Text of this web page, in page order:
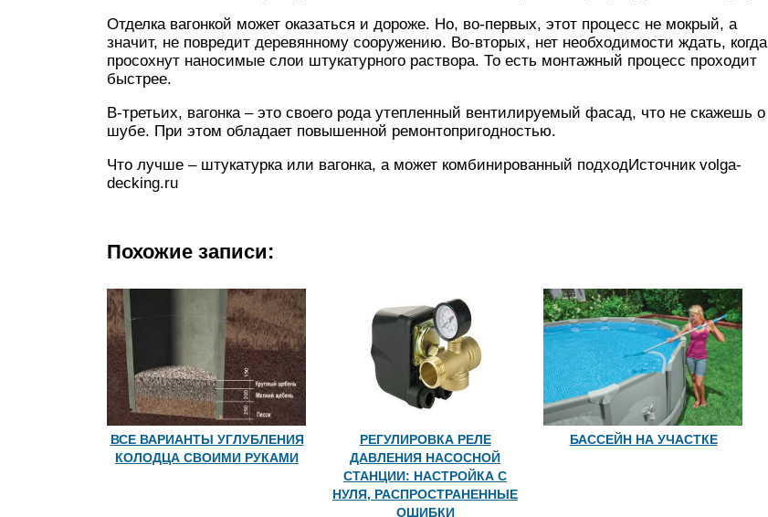
Отделка вагонкой может оказаться и дороже. Но, во-первых, этот процесс не мокрый, а
значит, не повредит деревянному сооружению. Во-вторых, нет необходимости ждать, когда
просохнут наносимые слои штукатурного раствора. То есть монтажный процесс проходит
быстрее.
В-третьих, вагонка – это своего рода утепленный вентилируемый фасад, что не скажешь о
шубе. При этом обладает повышенной ремонтопригодностью.
Что лучше – штукатурка или вагонка, а может комбинированный подходИсточник volga-
decking.ru
Похожие записи:
ВСЕ ВАРИАНТЫ УГЛУБЛЕНИЯ
КОЛОДЦА СВОИМИ РУКАМИ
РЕГУЛИРОВКА РЕЛЕ
ДАВЛЕНИЯ НАСОСНОЙ
СТАНЦИИ: НАСТРОЙКА С
НУЛЯ, РАСПРОСТРАНЕННЫЕ
ОШИБКИ
БАССЕЙН НА УЧАСТКЕ